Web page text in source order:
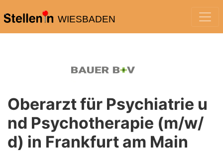
WIESBADEN
Oberarzt für Psychiatrie u
nd Psychotherapie (m/w/
d) in Frankfurt am Main